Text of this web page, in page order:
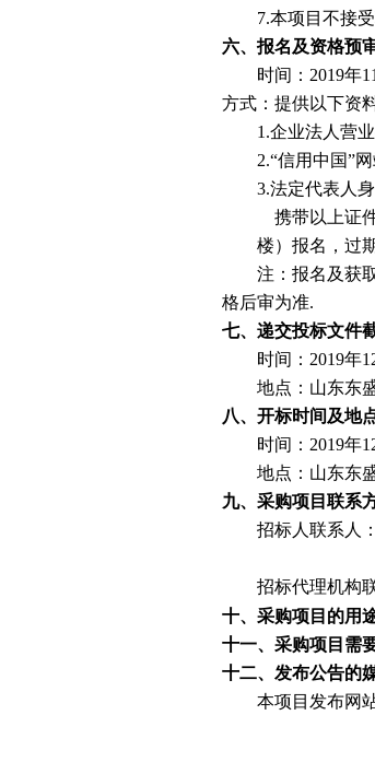
7.本项目不接
六、报名及资格预
时间： 2019年11
方式：提供以下资
1.企业法人营
2.“信用中国”
3.法定代表人
携带以上证
楼）报名，过
注：报名及获
格后审为准.
七、递交投标文件
时间：2019年
地点：山东东
八、开标时间及地
时间：2019年
地点：山东东
九、采购项目联系
招标人联系人：
招标代理机构
十、采购项目的用
十一、采购项目需
十二、发布公告的
本项目发布网